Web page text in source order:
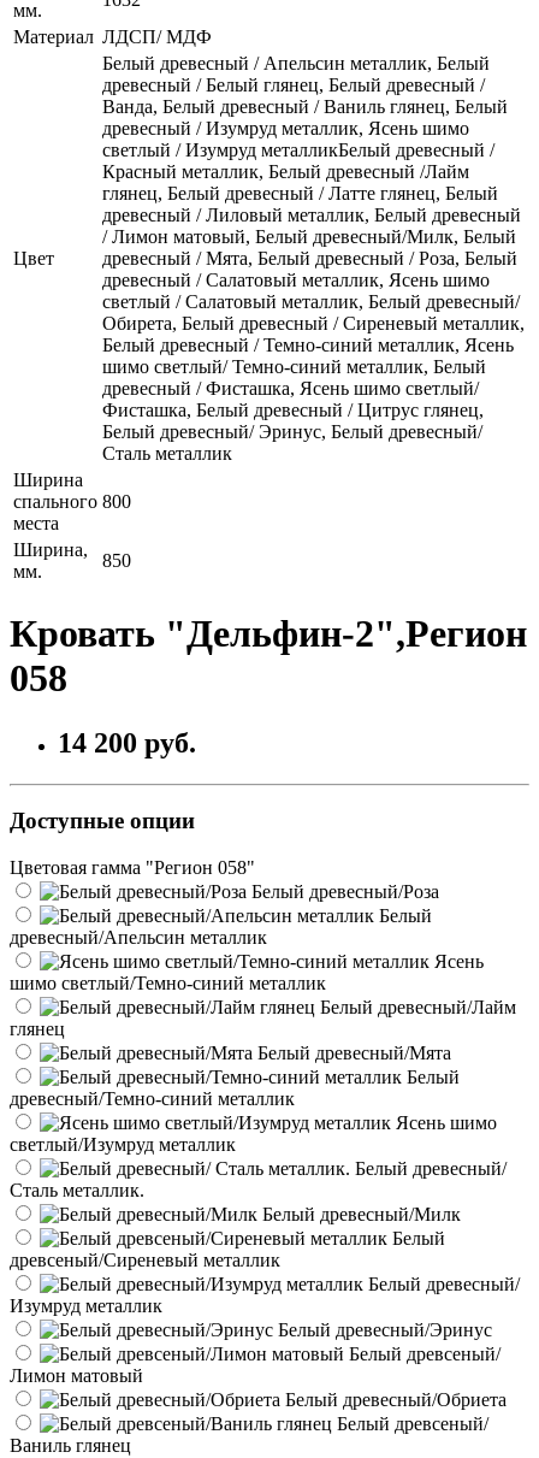
мм.
Материал ЛДСП/ МДФ
Цвет
Белый древесный / Апельсин металлик, Белый
древесный / Белый глянец, Белый древесный /
Ванда, Белый древесный / Ваниль глянец, Белый
древесный / Изумруд металлик, Ясень шимо
светлый / Изумруд металликБелый древесный /
Красный металлик, Белый древесный /Лайм
глянец, Белый древесный / Латте глянец, Белый
древесный / Лиловый металлик, Белый древесный
/ Лимон матовый, Белый древесный/Милк, Белый
древесный / Мята, Белый древесный / Роза, Белый
древесный / Салатовый металлик, Ясень шимо
светлый / Салатовый металлик, Белый древесный/
Обирета, Белый древесный / Сиреневый металлик,
Белый древесный / Темно-синий металлик, Ясень
шимо светлый/ Темно-синий металлик, Белый
древесный / Фисташка, Ясень шимо светлый/
Фисташка, Белый древесный / Цитрус глянец,
Белый древесный/ Эринус, Белый древесный/
Сталь металлик
Ширина
спального
места
800
Ширина,
мм.
850
Кровать "Дельфин-2",Регион
058
14 200 руб.
Доступные опции
Цветовая гамма "Регион 058"
Белый древесный/Роза
Белый
древесный/Апельсин металлик
Ясень
шимо светлый/Темно-синий металлик
Белый древесный/Лайм
глянец
Белый древесный/Мята
Белый
древесный/Темно-синий металлик
Ясень шимо
светлый/Изумруд металлик
Белый древесный/
Сталь металлик.
Белый древесный/Милк
Белый
древсеный/Сиреневый металлик
Белый древесный/
Изумруд металлик
Белый древесный/Эринус
Белый древсеный/
Лимон матовый
Белый древесный/Обриета
Белый древсеный/
Ваниль глянец